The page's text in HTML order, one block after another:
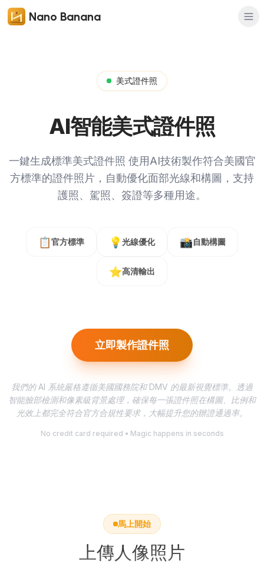
Nano Banana
美式證件照
AI智能美式證件照
一鍵生成標準美式證件照 使用AI技術製作符合美國官
方標準的證件照片，自動優化面部光線和構圖，支持
護照、駕照、簽證等多種用途。
📋官方標準 💡 光線優化 📸自動構圖
⭐高清輸出
立即製作證件照
我們的 AI 系統嚴格遵循美國國務院和 DMV 的最新視覺標準。透過
智能臉部檢測和像素級背景處理，確保每一張證件照在構圖、比例和
光效上都完全符合官方合規性要求，大幅提升您的辦證通過率。
No credit card required • Magic happens in seconds
馬上開始
上傳人像照片